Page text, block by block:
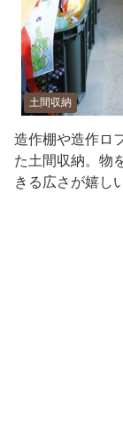
土間収納
造作棚や造作ロ
た土間収納。物
きる広さが嬉し